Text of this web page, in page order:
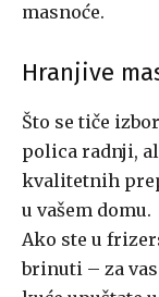
masnoće.
Hranjive
Što se tiče
polica radnji,
kvalitetnih
u vašem domu.
Ako ste u
brinuti – za